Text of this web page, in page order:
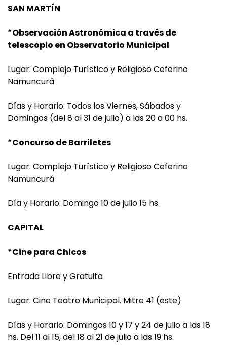
SAN MARTÍN
*Observación Astronómica a través de
telescopio en Observatorio Municipal
Lugar: Complejo Turístico y Religioso Ceferino
Namuncurá
Días y Horario: Todos los Viernes, Sábados y
Domingos (del 8 al 31 de julio) a las 20 a 00 hs.
*Concurso de Barriletes
Lugar: Complejo Turístico y Religioso Ceferino
Namuncurá
Día y Horario: Domingo 10 de julio 15 hs.
CAPITAL
*Cine para Chicos
Entrada Libre y Gratuita
Lugar: Cine Teatro Municipal. Mitre 41 (este)
Días y Horario: Domingos 10 y 17 y 24 de julio a las 18
hs. Del 11 al 15, del 18 al 21 de julio a las 19 hs.